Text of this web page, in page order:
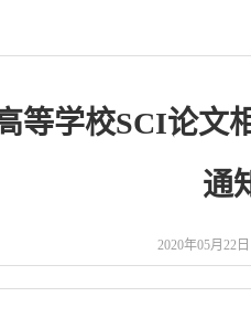
等学校SCI论文
通
2020年05月22